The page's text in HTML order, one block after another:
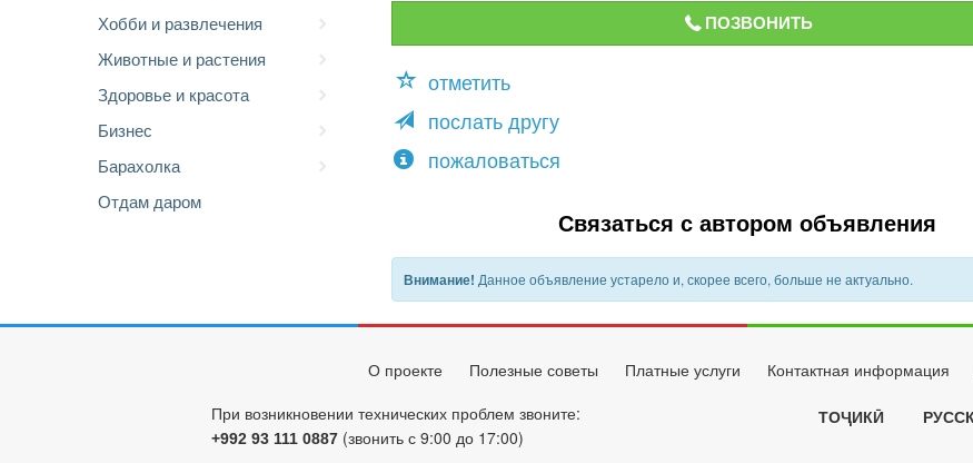
Хобби и развлечения
Животные и растения
Здоровье и красота
Бизнес
Барахолка
Отдам даром
ПОЗВОНИТЬ
отметить
послать другу
пожаловаться
Связаться с автором объявления
Внимание! Данное объявление устарело и, скорее всего, больше не актуально.
О проекте Полезные советы Платные услуги Контактная информация
При возникновении технических проблем звоните:
+992 93 111 0887 (звонить с 9:00 до 17:00)
ТОҶИКӢ